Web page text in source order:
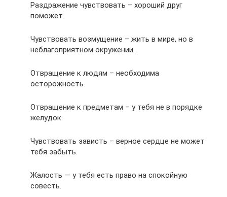
Раздражение чувствовать – хороший друг
поможет.
Чувствовать возмущение – жить в мире, но в
неблагоприятном окружении.
Отвращение к людям – необходима
осторожность.
Отвращение к предметам – у тебя не в порядке
желудок.
Чувствовать зависть – верное сердце не может
тебя забыть.
Жалость — у тебя есть право на спокойную
совесть.